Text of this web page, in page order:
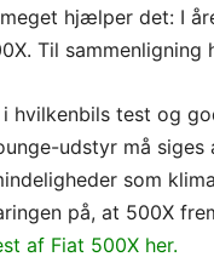
hjælper det: I
Til
hvilkenbils test og
udstyr må
som
på, at 500X
af Fiat 500X her.